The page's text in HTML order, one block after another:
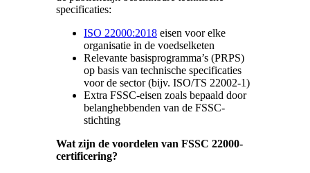
specificaties:
ISO 22000:2018 eisen voor elke
organisatie in de voedselketen
Relevante basisprogramma’s (PRPS)
op basis van technische specificaties
voor de sector (bijv. ISO/TS 22002-1)
Extra FSSC-eisen zoals bepaald door
belanghebbenden van de FSSC-
stichting
Wat zijn de voordelen van FSSC 22000-
certificering?